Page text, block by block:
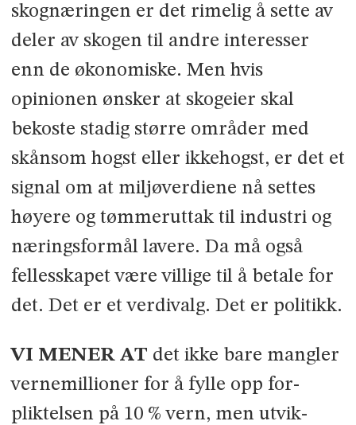
skognæringen er det rimelig å sette av
deler av skogen til andre interesser
enn de økono­miske. Men hvis
opinionen ønsker at skogeier skal
bekoste stadig større områder med
skånsom hogst eller ikke­hogst, er det et
signal om at miljøverdiene nå settes
høyere og tømmeruttak til industri og
nærings­formål lavere. Da må også
felles­skapet være villige til å betale for
det. Det er et verdivalg. Det er politikk.
VI MENER AT det ikke bare mangler
vernemillioner for å fylle opp for­
pliktelsen på 10 % vern, men utvik­